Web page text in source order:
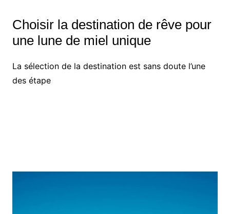
Choisir la destination de rêve pour
une lune de miel unique
La sélection de la destination est sans doute l’une
des étape